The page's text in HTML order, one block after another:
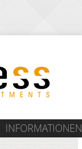
INFORMATIONEN